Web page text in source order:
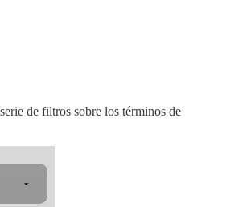
de filtros sobre los términos de